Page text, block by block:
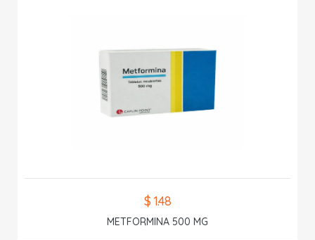
$ 1.48
METFORMINA 500 MG